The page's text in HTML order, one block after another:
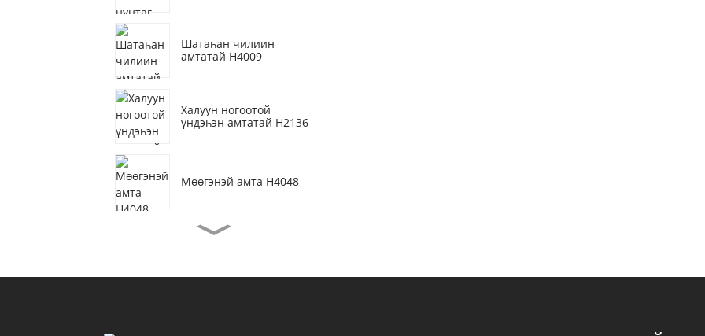
Шатаһан чилиин
амтатай H4009
Халуун ногоотой
үндэһэн амтатай H2136
Мөөгэнэй амта H4048